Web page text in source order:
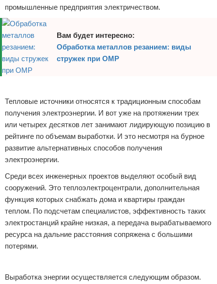
промышленные предприятия электричеством.
Вам будет интересно:
Обработка металлов резанием: виды
стружек при ОМР
Тепловые источники относятся к традиционным способам
получения электроэнергии. И вот уже на протяжении трех
или четырех десятков лет занимают лидирующую позицию в
рейтинге по объемам выработки. И это несмотря на бурное
развитие альтернативных способов получения
электроэнергии.
Среди всех инженерных проектов выделяют особый вид
сооружений. Это теплоэлектроцентрали, дополнительная
функция которых снабжать дома и квартиры граждан
теплом. По подсчетам специалистов, эффективность таких
электростанций крайне низкая, а передача вырабатываемого
ресурса на дальние расстояния сопряжена с большими
потерями.
Выработка энергии осуществляется следующим образом.